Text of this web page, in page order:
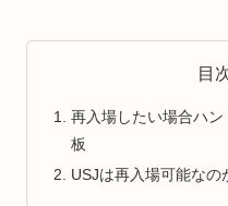
目
再入場したい場合ハ
板
USJは再入場可能なの